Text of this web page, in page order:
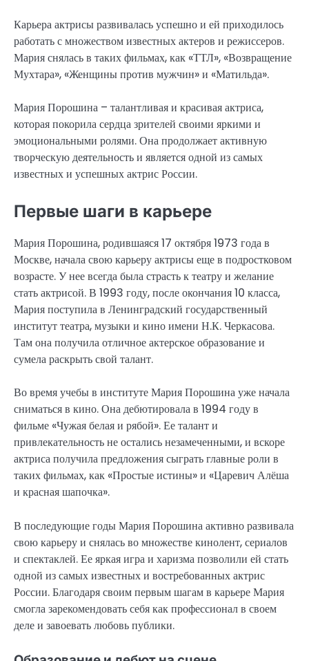
Карьера актрисы развивалась успешно и ей приходилось
работать с множеством известных актеров и режиссеров.
Мария снялась в таких фильмах, как «ТТЛ», «Возвращение
Мухтара», «Женщины против мужчин» и «Матильда».
Мария Порошина – талантливая и красивая актриса,
которая покорила сердца зрителей своими яркими и
эмоциональными ролями. Она продолжает активную
творческую деятельность и является одной из самых
известных и успешных актрис России.
Первые шаги в карьере
Мария Порошина, родившаяся 17 октября 1973 года в
Москве, начала свою карьеру актрисы еще в подростковом
возрасте. У нее всегда была страсть к театру и желание
стать актрисой. В 1993 году, после окончания 10 класса,
Мария поступила в Ленинградский государственный
институт театра, музыки и кино имени Н.К. Черкасова.
Там она получила отличное актерское образование и
сумела раскрыть свой талант.
Во время учебы в институте Мария Порошина уже начала
сниматься в кино. Она дебютировала в 1994 году в
фильме «Чужая белая и рябой». Ее талант и
привлекательность не остались незамеченными, и вскоре
актриса получила предложения сыграть главные роли в
таких фильмах, как «Простые истины» и «Царевич Алёша
и красная шапочка».
В последующие годы Мария Порошина активно развивала
свою карьеру и снялась во множестве кинолент, сериалов
и спектаклей. Ее яркая игра и харизма позволили ей стать
одной из самых известных и востребованных актрис
России. Благодаря своим первым шагам в карьере Мария
смогла зарекомендовать себя как профессионал в своем
деле и завоевать любовь публики.